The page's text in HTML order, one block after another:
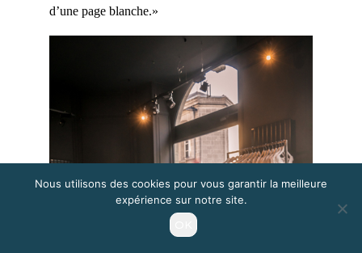
d’une page blanche.»
Nous utilisons des cookies pour vous garantir la meilleure
expérience sur notre site.